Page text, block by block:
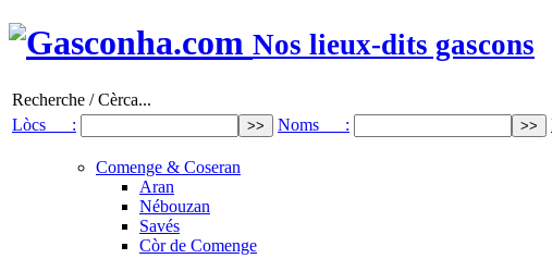
Nos lieux-dits gascons
Recherche / Cèrca...
Lòcs :
Noms :
Comenge & Coseran
Aran
Nébouzan
Savés
Còr de Comenge